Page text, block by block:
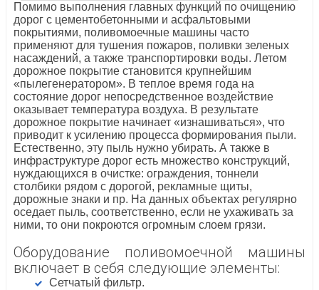
Помимо выполнения главных функций по очищению
дорог с цементобетонными и асфальтовыми
покрытиями, поливомоечные машины часто
применяют для тушения пожаров, поливки зеленых
насаждений, а также транспортировки воды. Летом
дорожное покрытие становится крупнейшим
«пылегенератором». В теплое время года на
состояние дорог непосредственное воздействие
оказывает температура воздуха. В результате
дорожное покрытие начинает «изнашиваться», что
приводит к усилению процесса формирования пыли.
Естественно, эту пыль нужно убирать. А также в
инфраструктуре дорог есть множество конструкций,
нуждающихся в очистке: ограждения, тоннели
столбики рядом с дорогой, рекламные щиты,
дорожные знаки и пр. На данных объектах регулярно
оседает пыль, соответственно, если не ухаживать за
ними, то они покроются огромным слоем грязи.
Оборудование поливомоечной машины
включает в себя следующие элементы:
Сетчатый фильтр.